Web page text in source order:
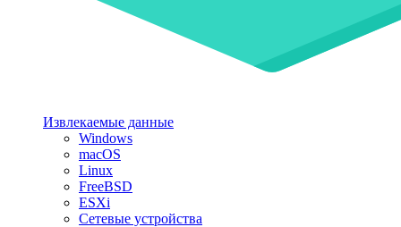
Извлекаемые данные
Windows
macOS
Linux
FreeBSD
ESXi
Сетевые устройства